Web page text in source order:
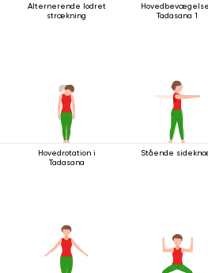
Alternerende lodret
strækning
Tadasana 1
Hovedrotation i
Tadasana
Stående